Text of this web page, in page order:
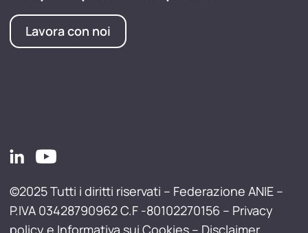
Lavora con noi
©2025 Tutti i diritti riservati – Federazione ANIE –
P.IVA 03428790962 C.F -80102270156 – Privacy